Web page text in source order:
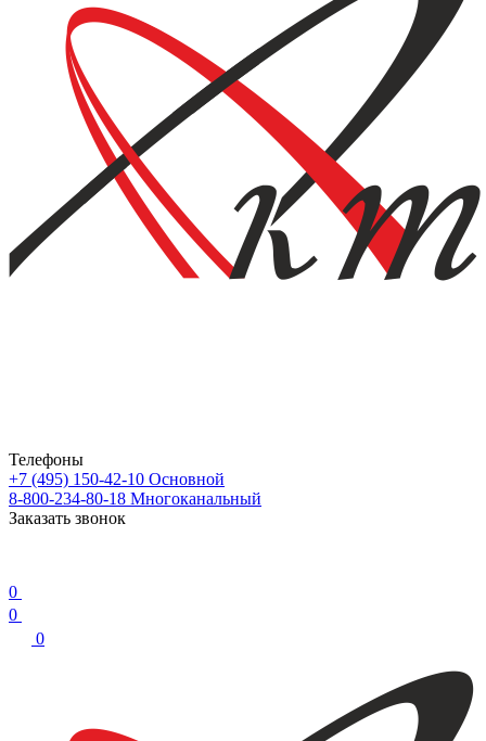
Телефоны
+7 (495) 150-42-10 Основной
8-800-234-80-18 Многоканальный
Заказать звонок
0
0
0